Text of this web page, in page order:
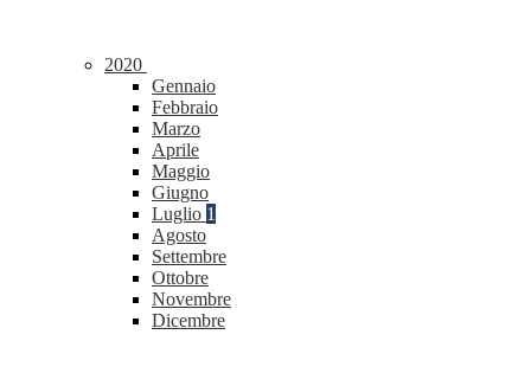
2020
Gennaio
Febbraio
Marzo
Aprile
Maggio
Giugno
Luglio 1
Agosto
Settembre
Ottobre
Novembre
Dicembre